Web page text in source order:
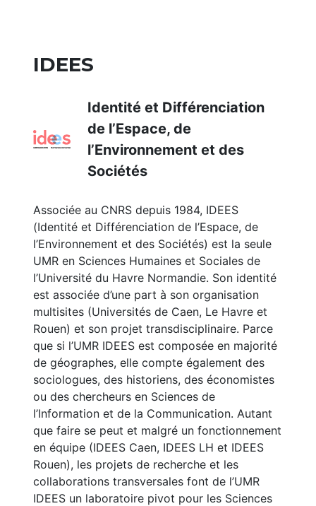
IDEES
Identité et Différenciation
de l’Espace, de
l’Environnement et des
Sociétés
Associée au CNRS depuis 1984, IDEES
(Identité et Différenciation de l’Espace, de
l’Environnement et des Sociétés) est la seule
UMR en Sciences Humaines et Sociales de
l’Université du Havre Normandie. Son identité
est associée d’une part à son organisation
multisites (Universités de Caen, Le Havre et
Rouen) et son projet transdisciplinaire. Parce
que si l’UMR IDEES est composée en majorité
de géographes, elle compte également des
sociologues, des historiens, des économistes
ou des chercheurs en Sciences de
l’Information et de la Communication. Autant
que faire se peut et malgré un fonctionnement
en équipe (IDEES Caen, IDEES LH et IDEES
Rouen), les projets de recherche et les
collaborations transversales font de l’UMR
IDEES un laboratoire pivot pour les Sciences